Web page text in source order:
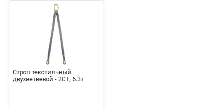
Строп текстильный
двухветвевой - 2СТ, 6.3т